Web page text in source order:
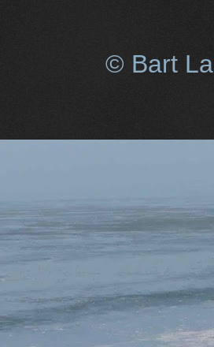
© Bart